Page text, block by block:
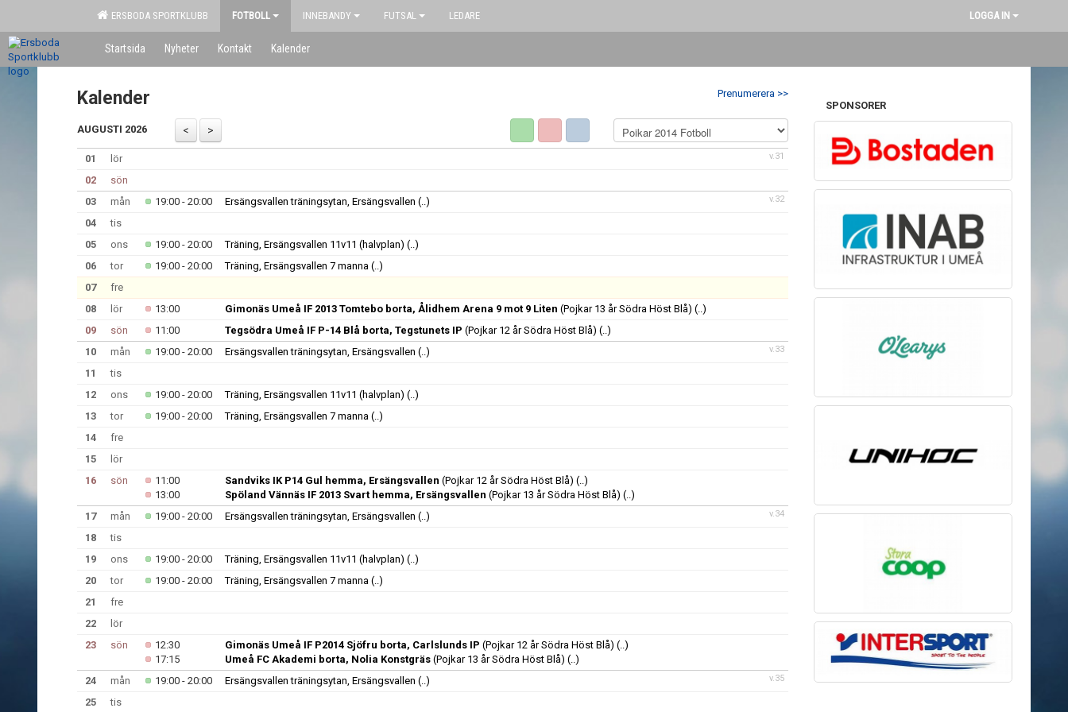
ERSBODA SPORTKLUBB FOTBOLL INNEBANDY FUTSAL LEDARE LOGGA IN
Startsida Nyheter Kontakt Kalender
Prenumerera >>
Kalender
AUGUSTI 2026
v.31
01
lör
02
sön
v.32
03 mån 19:00 - 20:00 Ersängsvallen träningsytan, Ersängsvallen (..)
04
tis
05
ons 19:00 - 20:00 Träning, Ersängsvallen 11v11 (halvplan) (..)
06
tor 19:00 - 20:00 Träning, Ersängsvallen 7 manna (..)
07
fre
08
lör 13:00 Gimonäs Umeå IF 2013 Tomtebo borta, Ålidhem Arena 9 mot 9 Liten (Pojkar 13 år Södra Höst Blå) (..)
09
sön 11:00 Tegsödra Umeå IF P-14 Blå borta, Tegstunets IP (Pojkar 12 år Södra Höst Blå) (..)
v.33
10 mån 19:00 - 20:00 Ersängsvallen träningsytan, Ersängsvallen (..)
11
tis
12
ons 19:00 - 20:00 Träning, Ersängsvallen 11v11 (halvplan) (..)
13
tor 19:00 - 20:00 Träning, Ersängsvallen 7 manna (..)
14
fre
15
lör
16
sön 11:00 Sandviks IK P14 Gul hemma, Ersängsvallen (Pojkar 12 år Södra Höst Blå) (..)
13:00
Spöland Vännäs IF 2013 Svart hemma, Ersängsvallen (Pojkar 13 år Södra Höst Blå) (..)
v.34
17 mån 19:00 - 20:00 Ersängsvallen träningsytan, Ersängsvallen (..)
18
tis
19
ons 19:00 - 20:00 Träning, Ersängsvallen 11v11 (halvplan) (..)
20
tor 19:00 - 20:00 Träning, Ersängsvallen 7 manna (..)
21
fre
22
lör
23
sön 12:30 Gimonäs Umeå IF P2014 Sjöfru borta, Carlslunds IP (Pojkar 12 år Södra Höst Blå) (..)
17:15
Umeå FC Akademi borta, Nolia Konstgräs (Pojkar 13 år Södra Höst Blå) (..)
v.35
24 mån 19:00 - 20:00 Ersängsvallen träningsytan, Ersängsvallen (..)
25
tis
SPONSORER